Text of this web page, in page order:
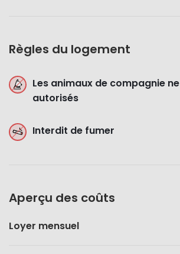
Règles du logement
Les animaux de compagnie
autorisés
Interdit de fumer
Aperçu des coûts
Loyer mensuel